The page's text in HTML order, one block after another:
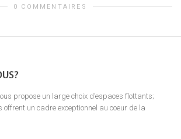
0 COMMENTAIRES
propose un large choix d’espaces flottants;
offrent un cadre exceptionnel au coeur de la